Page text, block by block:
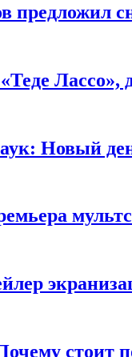
предложил
Лассо»,
Новый
стоит